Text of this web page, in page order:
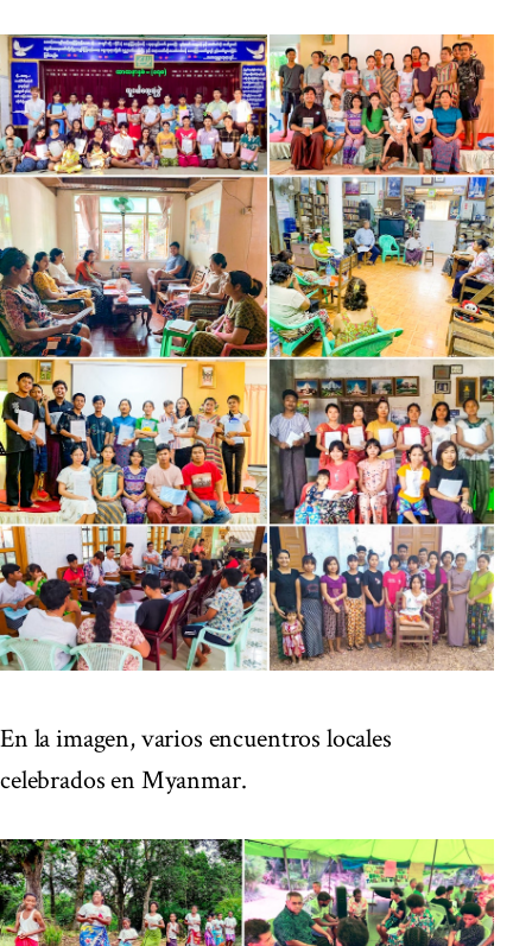
En la imagen, varios encuentros locales
celebrados en Myanmar.